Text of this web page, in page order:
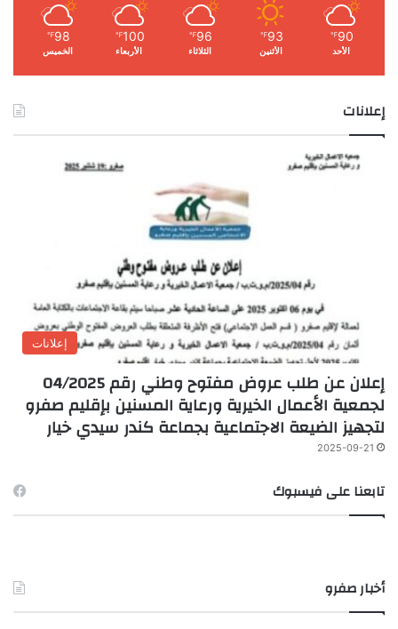
90
℉
الأحد
93
℉
الأثنين
96
℉
الثلاثاء
100
℉
الأربعاء
98
℉
الخميس
إعلانات
إعلانات
إعلان عن طلب عروض مفتوح وطني رقم 04/2025
لجمعية الأعمال الخيرية ورعاية المسنين بإقليم صفرو
لتجهيز الضيعة الاجتماعية بجماعة كندر سيدي خيار
2025-09-21
تابعنا على فيسبوك
أخبار صفرو